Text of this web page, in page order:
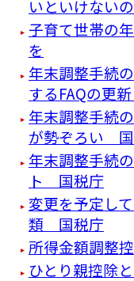
いといけない
子育て世帯の
を
年末調整手続
するFAQの更
年末調整手続
が勢ぞろい
年末調整手続
ト 国税庁
変更を予定し
類 国税庁
所得金額調整
ひとり親控除